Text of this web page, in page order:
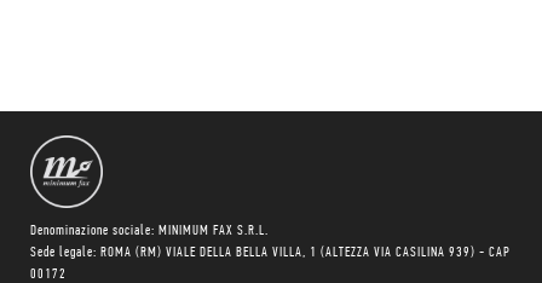
Denominazione sociale: MINIMUM FAX S.R.L.
Sede legale: ROMA (RM) VIALE DELLA BELLA VILLA, 1 (ALTEZZA VIA CASILINA 939) - CAP
00172